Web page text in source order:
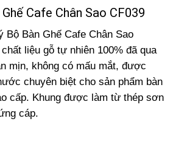
Cafe Chân Sao CF039
Bộ Bàn Ghế Cafe Chân Sao
liệu gỗ tự nhiên 100% đã qua
mịn, không có mấu mắt, được
chuyên biệt cho sản phẩm bàn
cấp. Khung được làm từ thép sơn
cáp.